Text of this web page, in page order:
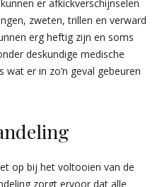
er afkickverschijnselen
zweten, trillen en verward
erg heftig zijn en soms
deskundige medische
er in zo’n geval gebeuren
op bij het voltooien van de
zorgt ervoor dat alle